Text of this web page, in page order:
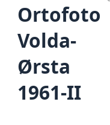
Ortofoto
Volda-
Ørsta
1961-II